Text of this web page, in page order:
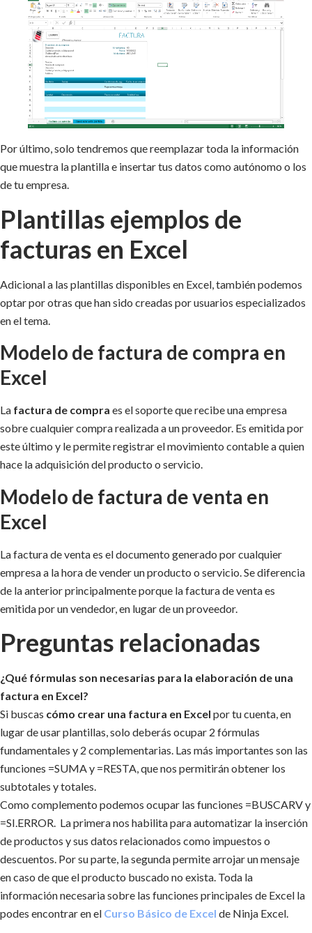
Por último, solo tendremos que reemplazar toda la información
que muestra la plantilla e insertar tus datos como autónomo o los
de tu empresa.
Plantillas ejemplos de
facturas en Excel
Adicional a las plantillas disponibles en Excel, también podemos
optar por otras que han sido creadas por usuarios especializados
en el tema.
Modelo de factura de compra en
Excel
La factura de compra es el soporte que recibe una empresa
sobre cualquier compra realizada a un proveedor. Es emitida por
este último y le permite registrar el movimiento contable a quien
hace la adquisición del producto o servicio.
Modelo de factura de venta en
Excel
La factura de venta es el documento generado por cualquier
empresa a la hora de vender un producto o servicio. Se diferencia
de la anterior principalmente porque la factura de venta es
emitida por un vendedor, en lugar de un proveedor.
Preguntas relacionadas
¿Qué fórmulas son necesarias para la elaboración de una
factura en Excel?
Si buscas cómo crear una factura en Excel por tu cuenta, en
lugar de usar plantillas, solo deberás ocupar 2 fórmulas
fundamentales y 2 complementarias. Las más importantes son las
funciones =SUMA y =RESTA, que nos permitirán obtener los
subtotales y totales.
Como complemento podemos ocupar las funciones =BUSCARV y
=SI.ERROR. La primera nos habilita para automatizar la inserción
de productos y sus datos relacionados como impuestos o
descuentos. Por su parte, la segunda permite arrojar un mensaje
en caso de que el producto buscado no exista. Toda la
información necesaria sobre las funciones principales de Excel la
podes encontrar en el Curso Básico de Excel de Ninja Excel.